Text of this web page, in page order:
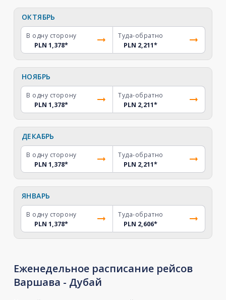
ОКТЯБРЬ
В одну сторону
PLN 1,378*
Туда-обратно
PLN 2,211*
НОЯБРЬ
В одну сторону
PLN 1,378*
Туда-обратно
PLN 2,211*
ДЕКАБРЬ
В одну сторону
PLN 1,378*
Туда-обратно
PLN 2,211*
ЯНВАРЬ
В одну сторону
PLN 1,378*
Туда-обратно
PLN 2,606*
Еженедельное расписание рейсов
Варшава - Дубай